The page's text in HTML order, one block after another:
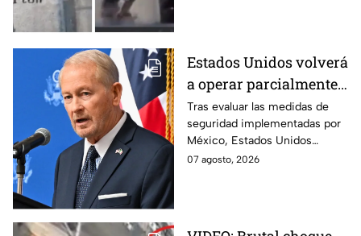
Estados Unidos volverá
a operar parcialmente
en Michoacán tras
suspensión por
motivos de seguridad
Tras evaluar las medidas de
seguridad implementadas por
México, Estados Unidos
reanudará parcialmente sus
07 agosto, 2026